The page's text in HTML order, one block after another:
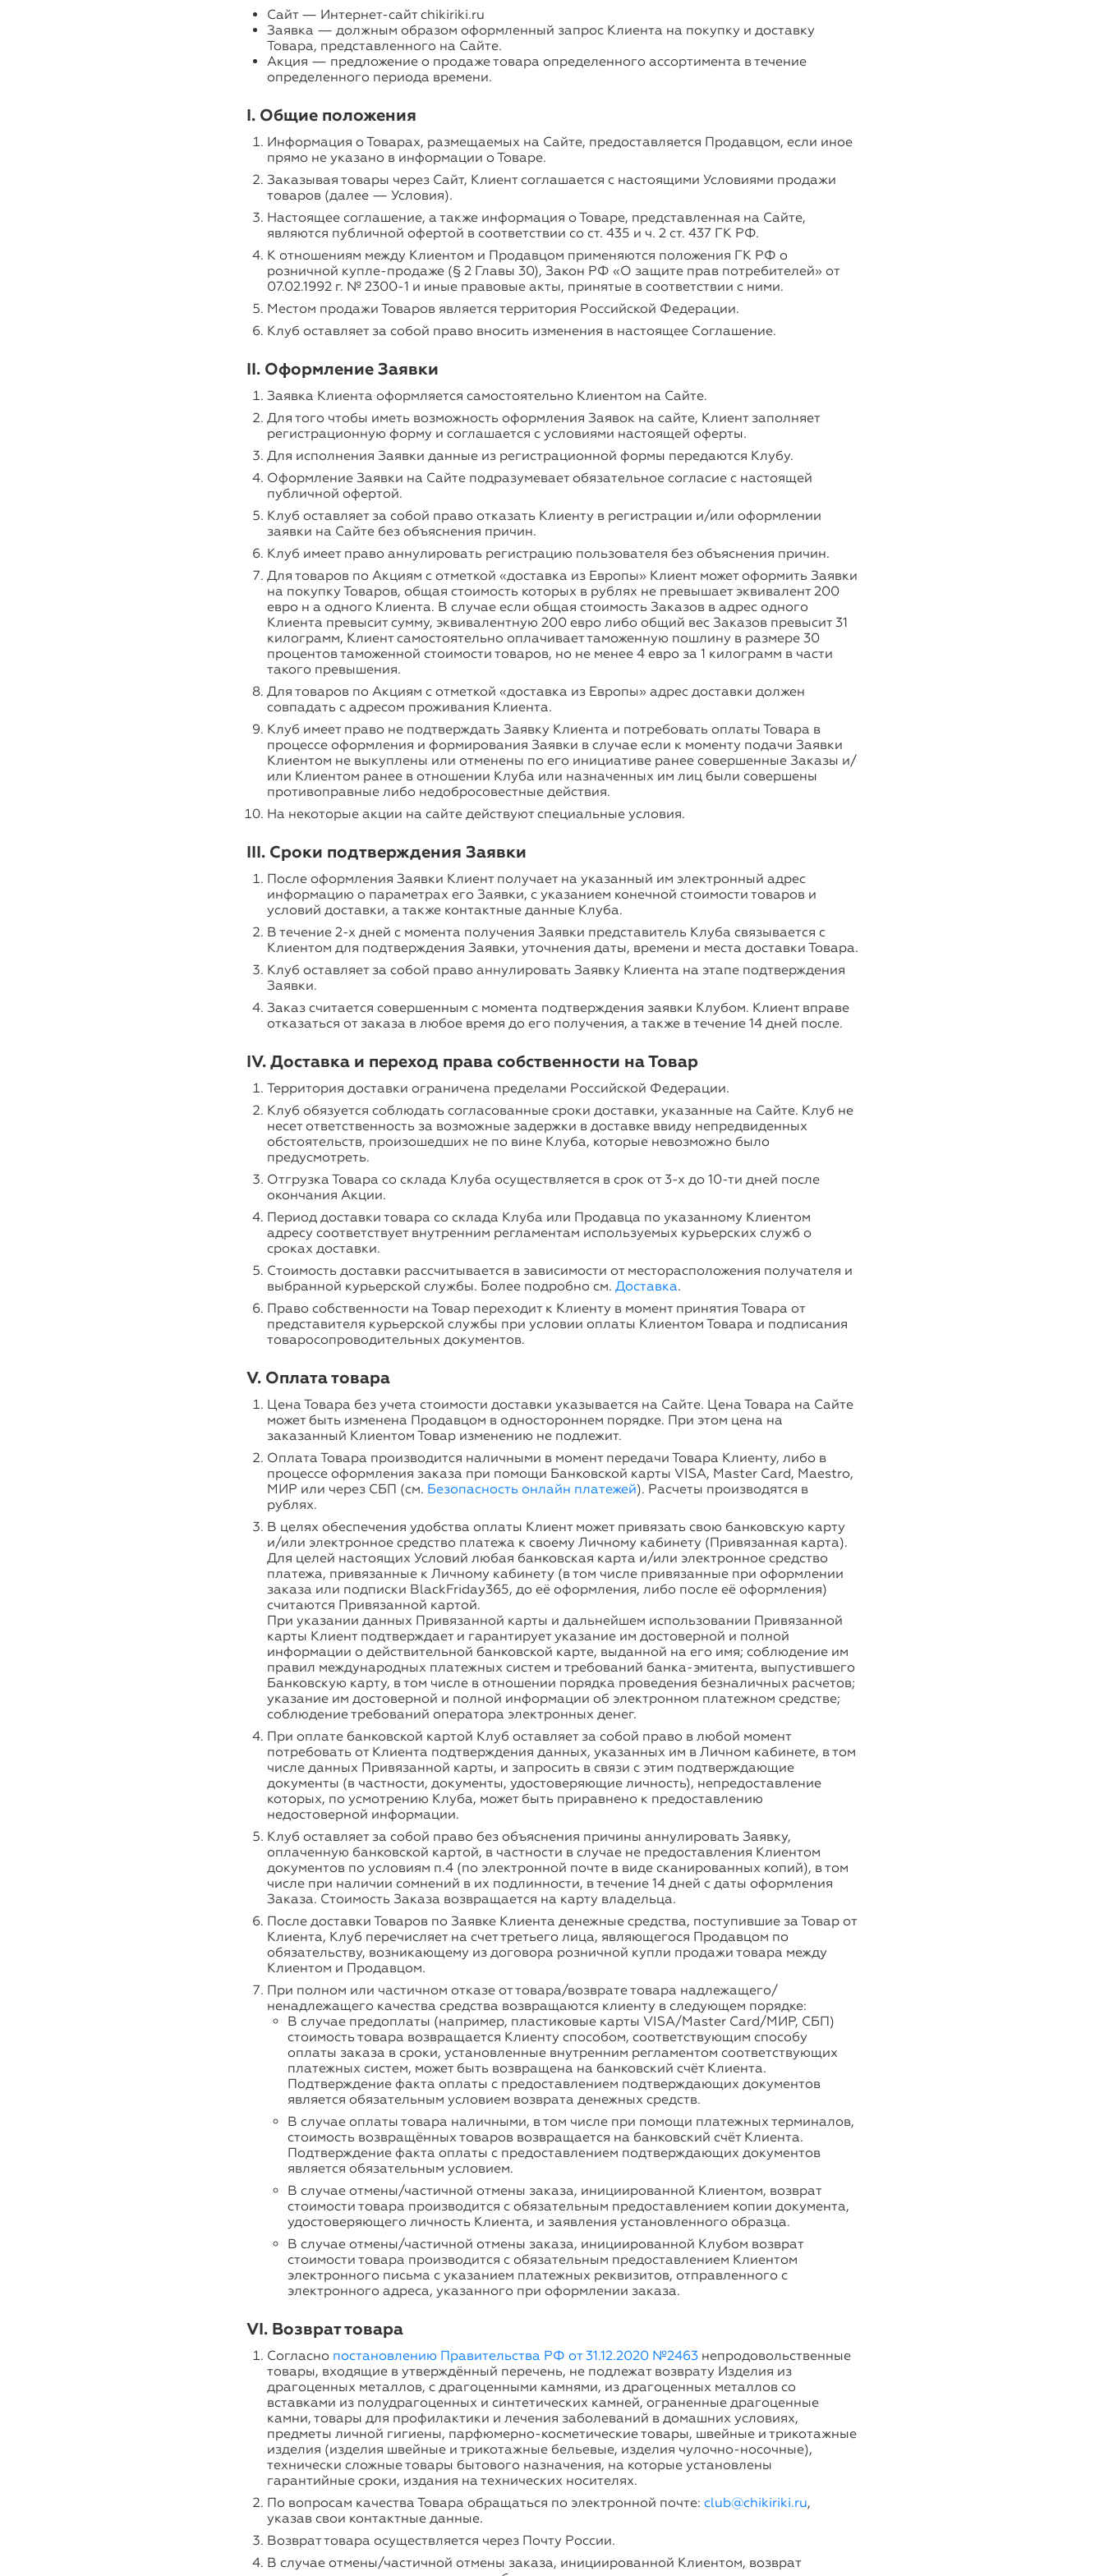
Сайт — Интернет-сайт chikiriki.ru
Заявка — должным образом оформленный запрос Клиента на покупку и доставку
Товара, представленного на Сайте.
Акция — предложение о продаже товара определенного ассортимента в течение
определенного периода времени.
I. Общие положения
Информация о Товарах, размещаемых на Сайте, предоставляется Продавцом, если иное
прямо не указано в информации о Товаре.
Заказывая товары через Сайт, Клиент соглашается с настоящими Условиями продажи
товаров (далее — Условия).
Настоящее соглашение, а также информация о Товаре, представленная на Сайте,
являются публичной офертой в соответствии со ст. 435 и ч. 2 ст. 437 ГК РФ.
К отношениям между Клиентом и Продавцом применяются положения ГК РФ о
розничной купле-продаже (§ 2 Главы 30), Закон РФ «О защите прав потребителей» от
07.02.1992 г. № 2300-1 и иные правовые акты, принятые в соответствии с ними.
Местом продажи Товаров является территория Российской Федерации.
Клуб оставляет за собой право вносить изменения в настоящее Соглашение.
II. Оформление Заявки
Заявка Клиента оформляется самостоятельно Клиентом на Сайте.
Для того чтобы иметь возможность оформления Заявок на сайте, Клиент заполняет
регистрационную форму и соглашается с условиями настоящей оферты.
Для исполнения Заявки данные из регистрационной формы передаются Клубу.
Оформление Заявки на Сайте подразумевает обязательное согласие с настоящей
публичной офертой.
Клуб оставляет за собой право отказать Клиенту в регистрации и/или оформлении
заявки на Сайте без объяснения причин.
Клуб имеет право аннулировать регистрацию пользователя без объяснения причин.
Для товаров по Акциям с отметкой «доставка из Европы» Клиент может оформить Заявки
на покупку Товаров, общая стоимость которых в рублях не превышает эквивалент 200
евро н а одного Клиента. В случае если общая стоимость Заказов в адрес одного
Клиента превысит сумму, эквивалентную 200 евро либо общий вес Заказов превысит 31
килограмм, Клиент самостоятельно оплачивает таможенную пошлину в размере 30
процентов таможенной стоимости товаров, но не менее 4 евро за 1 килограмм в части
такого превышения.
Для товаров по Акциям с отметкой «доставка из Европы» адрес доставки должен
совпадать с адресом проживания Клиента.
Клуб имеет право не подтверждать Заявку Клиента и потребовать оплаты Товара в
процессе оформления и формирования Заявки в случае если к моменту подачи Заявки
Клиентом не выкуплены или отменены по его инициативе ранее совершенные Заказы и/
или Клиентом ранее в отношении Клуба или назначенных им лиц были совершены
противоправные либо недобросовестные действия.
На некоторые акции на сайте действуют специальные условия.
III. Сроки подтверждения Заявки
После оформления Заявки Клиент получает на указанный им электронный адрес
информацию о параметрах его Заявки, с указанием конечной стоимости товаров и
условий доставки, а также контактные данные Клуба.
В течение 2-х дней с момента получения Заявки представитель Клуба связывается с
Клиентом для подтверждения Заявки, уточнения даты, времени и места доставки Товара.
Клуб оставляет за собой право аннулировать Заявку Клиента на этапе подтверждения
Заявки.
Заказ считается совершенным с момента подтверждения заявки Клубом. Клиент вправе
отказаться от заказа в любое время до его получения, а также в течение 14 дней после.
IV. Доставка и переход права собственности на Товар
Территория доставки ограничена пределами Российской Федерации.
Клуб обязуется соблюдать согласованные сроки доставки, указанные на Сайте. Клуб не
несет ответственность за возможные задержки в доставке ввиду непредвиденных
обстоятельств, произошедших не по вине Клуба, которые невозможно было
предусмотреть.
Отгрузка Товара со склада Клуба осуществляется в срок от 3-х до 10-ти дней после
окончания Акции.
Период доставки товара со склада Клуба или Продавца по указанному Клиентом
адресу соответствует внутренним регламентам используемых курьерских служб о
сроках доставки.
Стоимость доставки рассчитывается в зависимости от месторасположения получателя и
выбранной курьерской службы. Более подробно см. Доставка.
Право собственности на Товар переходит к Клиенту в момент принятия Товара от
представителя курьерской службы при условии оплаты Клиентом Товара и подписания
товаросопроводительных документов.
V. Оплата товара
Цена Товара без учета стоимости доставки указывается на Сайте. Цена Товара на Сайте
может быть изменена Продавцом в одностороннем порядке. При этом цена на
заказанный Клиентом Товар изменению не подлежит.
Оплата Товара производится наличными в момент передачи Товара Клиенту, либо в
процессе оформления заказа при помощи Банковской карты VISA, Master Card, Maestro,
МИР или через СБП (см. Безопасность онлайн платежей). Расчеты производятся в
рублях.
В целях обеспечения удобства оплаты Клиент может привязать свою банковскую карту
и/или электронное средство платежа к своему Личному кабинету (Привязанная карта).
Для целей настоящих Условий любая банковская карта и/или электронное средство
платежа, привязанные к Личному кабинету (в том числе привязанные при оформлении
заказа или подписки BlackFriday365, до её оформления, либо после её оформления)
считаются Привязанной картой.
При указании данных Привязанной карты и дальнейшем использовании Привязанной
карты Клиент подтверждает и гарантирует указание им достоверной и полной
информации о действительной банковской карте, выданной на его имя; соблюдение им
правил международных платежных систем и требований банка-эмитента, выпустившего
Банковскую карту, в том числе в отношении порядка проведения безналичных расчетов;
указание им достоверной и полной информации об электронном платежном средстве;
соблюдение требований оператора электронных денег.
При оплате банковской картой Клуб оставляет за собой право в любой момент
потребовать от Клиента подтверждения данных, указанных им в Личном кабинете, в том
числе данных Привязанной карты, и запросить в связи с этим подтверждающие
документы (в частности, документы, удостоверяющие личность), непредоставление
которых, по усмотрению Клуба, может быть приравнено к предоставлению
недостоверной информации.
Клуб оставляет за собой право без объяснения причины аннулировать Заявку,
оплаченную банковской картой, в частности в случае не предоставления Клиентом
документов по условиям п.4 (по электронной почте в виде сканированных копий), в том
числе при наличии сомнений в их подлинности, в течение 14 дней с даты оформления
Заказа. Стоимость Заказа возвращается на карту владельца.
После доставки Товаров по Заявке Клиента денежные средства, поступившие за Товар от
Клиента, Клуб перечисляет на счет третьего лица, являющегося Продавцом по
обязательству, возникающему из договора розничной купли продажи товара между
Клиентом и Продавцом.
При полном или частичном отказе от товара/возврате товара надлежащего/
ненадлежащего качества средства возвращаются клиенту в следующем порядке:
В случае предоплаты (например, пластиковые карты VISA/Master Card/МИР, СБП)
стоимость товара возвращается Клиенту способом, соответствующим способу
оплаты заказа в сроки, установленные внутренним регламентом соответствующих
платежных систем, может быть возвращена на банковский счёт Клиента.
Подтверждение факта оплаты с предоставлением подтверждающих документов
является обязательным условием возврата денежных средств.
В случае оплаты товара наличными, в том числе при помощи платежных терминалов,
стоимость возвращённых товаров возвращается на банковский счёт Клиента.
Подтверждение факта оплаты с предоставлением подтверждающих документов
является обязательным условием.
В случае отмены/частичной отмены заказа, инициированной Клиентом, возврат
стоимости товара производится с обязательным предоставлением копии документа,
удостоверяющего личность Клиента, и заявления установленного образца.
В случае отмены/частичной отмены заказа, инициированной Клубом возврат
стоимости товара производится с обязательным предоставлением Клиентом
электронного письма с указанием платежных реквизитов, отправленного с
электронного адреса, указанного при оформлении заказа.
VI. Возврат товара
Согласно постановлению Правительства РФ от 31.12.2020 №2463непродовольственные
товары, входящие в утверждённый перечень, не подлежат возврату Изделия из
драгоценных металлов, с драгоценными камнями, из драгоценных металлов со
вставками из полудрагоценных и синтетических камней, ограненные драгоценные
камни, товары для профилактики и лечения заболеваний в домашних условиях,
предметы личной гигиены, парфюмерно-косметические товары, швейные и трикотажные
изделия (изделия швейные и трикотажные бельевые, изделия чулочно-носочные),
технически сложные товары бытового назначения, на которые установлены
гарантийные сроки, издания на технических носителях.
По вопросам качества Товара обращаться по электронной почте: club@chikiriki.ru,
указав свои контактные данные.
Возврат товара осуществляется через Почту России.
В случае отмены/частичной отмены заказа, инициированной Клиентом, возврат